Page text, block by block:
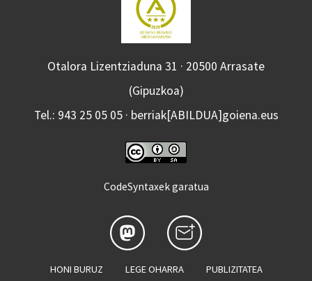
Otalora Lizentziaduna 31 · 20500 Arrasate
(Gipuzkoa)
Tel.: 943 25 05 05 · berriak[ABILDUA]goiena.eus
CodeSyntaxek garatua
HONI BURUZ LEGE OHARRA PUBLIZITATEA